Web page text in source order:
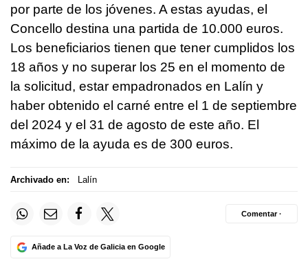
por parte de los jóvenes. A estas ayudas, el
Concello destina una partida de 10.000 euros.
Los beneficiarios tienen que tener cumplidos los
18 años y no superar los 25 en el momento de
la solicitud, estar empadronados en Lalín y
haber obtenido el carné entre el 1 de septiembre
del 2024 y el 31 de agosto de este año. El
máximo de la ayuda es de 300 euros.
Archivado en: Lalín
Añade a La Voz de Galicia en Google
Comentar ·